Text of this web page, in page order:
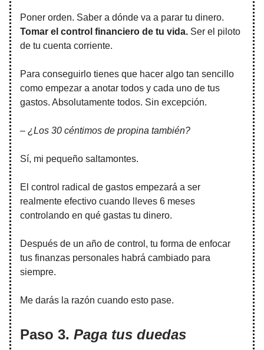
Poner orden. Saber a dónde va a parar tu dinero.
Tomar el control financiero de tu vida. Ser el piloto
de tu cuenta corriente.
Para conseguirlo tienes que hacer algo tan sencillo
como empezar a anotar todos y cada uno de tus
gastos. Absolutamente todos. Sin excepción.
– ¿Los 30 céntimos de propina también?
Sí, mi pequeño saltamontes.
El control radical de gastos empezará a ser
realmente efectivo cuando lleves 6 meses
controlando en qué gastas tu dinero.
Después de un año de control, tu forma de enfocar
tus finanzas personales habrá cambiado para
siempre.
Me darás la razón cuando esto pase.
Paso 3. Paga tus duedas